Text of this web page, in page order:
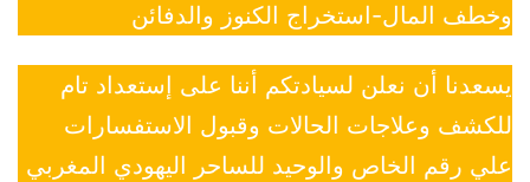
وخطف المال-استخراج الكنوز والدفائن
يسعدنا أن نعلن لسيادتكم أننا على إستعداد تام
للكشف وعلاجات الحالات وقبول الاستفسارات
علي رقم الخاص والوحيد للساحر اليهودي المغربي